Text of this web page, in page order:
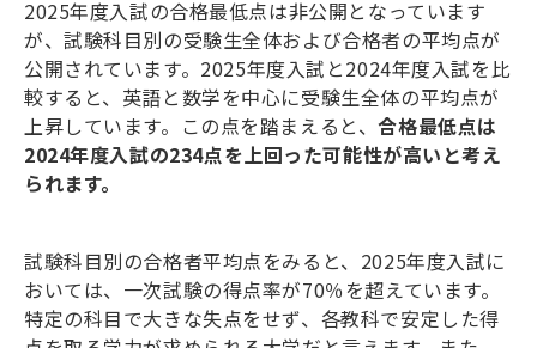
2025年度入試の合格最低点は非公開となっています
が、試験科目別の受験生全体および合格者の平均点が
公開されています。 2025年度入試と2024年度入試を比
較すると、英語と数学を中心に受験生全体の平均点が
上昇しています。この点を踏まえると、合格最低点は
2024年度入試の234点を上回った可能性が高いと考え
られます。
試験科目別の合格者平均点をみると、 2025年度入試に
おいては、一次試験の得点率が70％を超えています。
特定の科目で大きな失点をせず、各教科で安定した得